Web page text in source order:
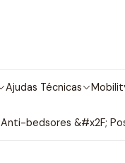
Ajudas Técnicas
Anti-bedsores &#x2F;